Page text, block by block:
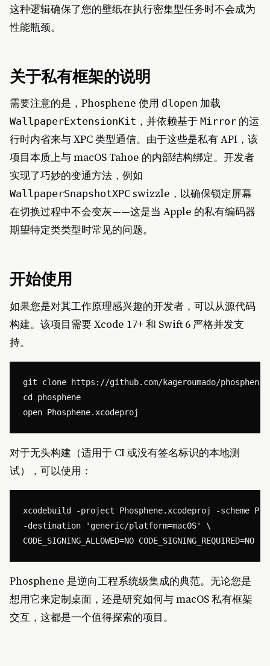
这种逻辑确保了您的壁纸在执行密集型任务时不会成为
性能瓶颈。
关于私有框架的说明
需要注意的是，Phosphene 使用 dlopen 加载
WallpaperExtensionKit ，并依赖基于 Mirror 的运
行时内省来与 XPC 类型通信。由于这些是私有 API，该
项目本质上与 macOS Tahoe 的内部结构绑定。开发者
实现了巧妙的变通方法，例如
WallpaperSnapshotXPC swizzle，以确保锁定屏幕
在切换过程中不会变灰——这是当 Apple 的私有编码器
期望特定类类型时常见的问题。
开始使用
如果您是对其工作原理感兴趣的开发者，可以从源代码
构建。该项目需要 Xcode 17+ 和 Swift 6 严格并发支
持。
git clone https://github.com/kageroumado/
cd phosphene
对于无头构建（适用于 CI 或没有签名标识的本地测
试），可以使用：
xcodebuild -project Phosphene.xcodeproj -scheme
-destination 'generic/platform=macOS' \
Phosphene 是逆向工程系统级集成的典范。无论您是
想用它来定制桌面，还是研究如何与 macOS 私有框架
交互，这都是一个值得探索的项目。